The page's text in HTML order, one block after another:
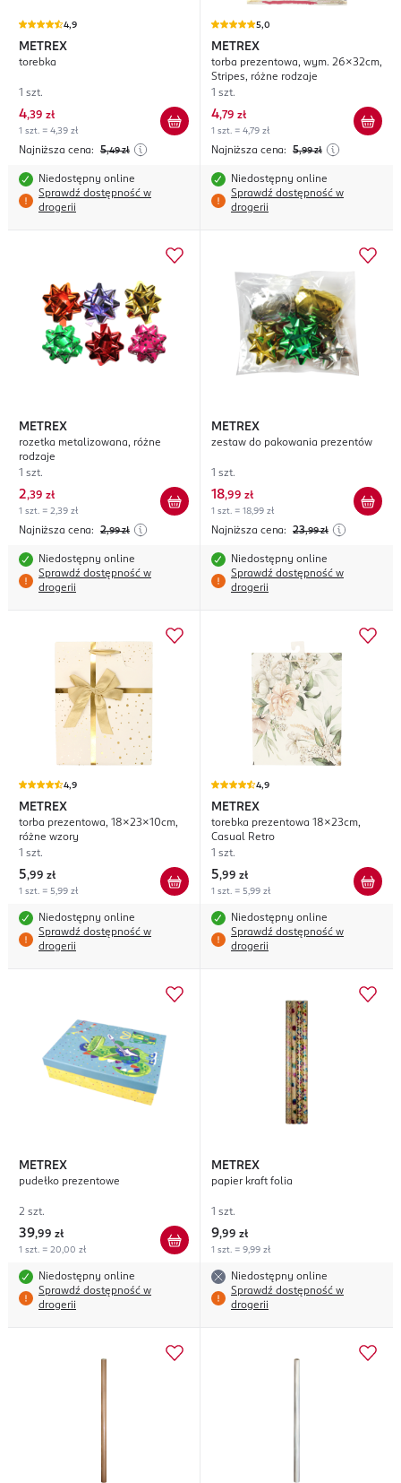
4,9
METREX
torebka
1 szt.
4,39 zł
1 szt. = 4,39 zł
Najniższa cena: 5,49 zł
Niedostępny online
Sprawdź dostępność w
drogerii
5,0
METREX
torba prezentowa, wym. 26x32cm,
Stripes, różne rodzaje
1 szt.
4,79 zł
1 szt. = 4,79 zł
Najniższa cena: 5,99 zł
Niedostępny online
Sprawdź dostępność w
drogerii
METREX
rozetka metalizowana, różne
rodzaje
1 szt.
2,39 zł
1 szt. = 2,39 zł
Najniższa cena: 2,99 zł
Niedostępny online
Sprawdź dostępność w
drogerii
METREX
zestaw do pakowania prezentów
1 szt.
18,99 zł
1 szt. = 18,99 zł
Najniższa cena: 23,99 zł
Niedostępny online
Sprawdź dostępność w
drogerii
4,9
METREX
torba prezentowa, 18x23x10cm,
różne wzory
1 szt.
5,99 zł
1 szt. = 5,99 zł
Niedostępny online
Sprawdź dostępność w
drogerii
4,9
METREX
torebka prezentowa 18x23cm,
Casual Retro
1 szt.
5,99 zł
1 szt. = 5,99 zł
Niedostępny online
Sprawdź dostępność w
drogerii
METREX
pudełko prezentowe
2 szt.
39,99 zł
1 szt. = 20,00 zł
Niedostępny online
Sprawdź dostępność w
drogerii
METREX
papier kraft folia
1 szt.
9,99 zł
1 szt. = 9,99 zł
Niedostępny online
Sprawdź dostępność w
drogerii